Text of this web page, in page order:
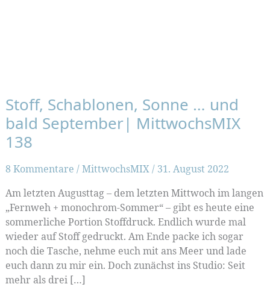
Stoff, Schablonen, Sonne … und
bald September| MittwochsMIX
138
8 Kommentare /MittwochsMIX/ 31. August 2022
Am letzten Augusttag – dem letzten Mittwoch im langen
„Fernweh + monochrom-Sommer“ – gibt es heute eine
sommerliche Portion Stoffdruck. Endlich wurde mal
wieder auf Stoff gedruckt. Am Ende packe ich sogar
noch die Tasche, nehme euch mit ans Meer und lade
euch dann zu mir ein. Doch zunächst ins Studio: Seit
mehr als drei […]